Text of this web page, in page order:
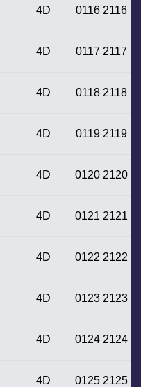
4D 0116 2116
4D 0117 2117
4D 0118 2118
4D 0119 2119
4D 0120 2120
4D 0121 2121
4D 0122 2122
4D 0123 2123
4D 0124 2124
4D 0125 2125